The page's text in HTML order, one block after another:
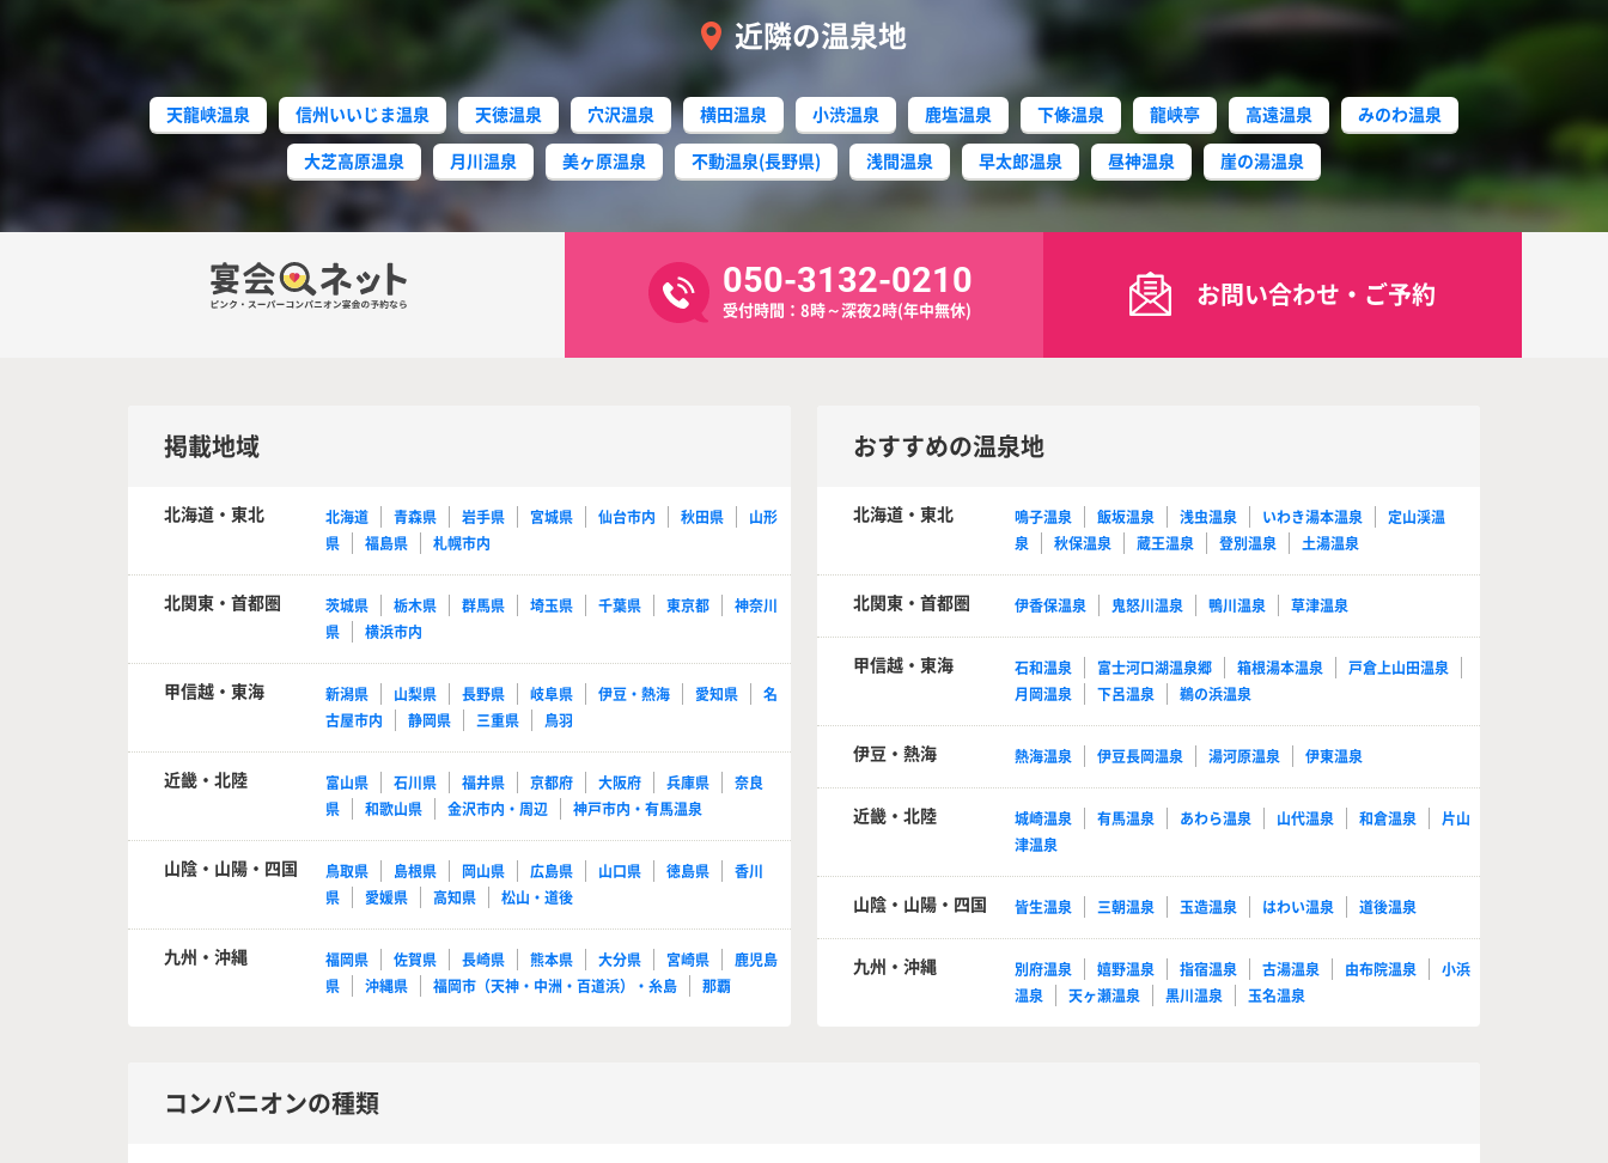
近隣の温泉地
天龍峡温泉 信州いいじま温泉 天徳温泉 穴沢温泉 横田温泉 小渋温泉 鹿塩温泉 下條温泉 龍峡亭 高遠温泉
みのわ温泉
大芝高原温泉
月川温泉 美ヶ原温泉 不動温泉(長野県) 浅間温泉 早太郎温泉 昼神温泉 崖の湯温泉
050-3132-0210
受付時間：8時～深夜2時(年中無休) お問い合わせ・ご予約
掲載地域
北海道・東北 北海道 青森県 岩手県 宮城県 仙台市内 秋田県
山形
県
福島県 札幌市内
北関東・首都圏 茨城県 栃木県 群馬県 埼玉県 千葉県 東京都
神奈川
県
横浜市内
甲信越・東海 新潟県 山梨県 長野県 岐阜県 伊豆・熱海 愛知県
名
古屋市内
静岡県 三重県 鳥羽
近畿・北陸 富山県 石川県 福井県 京都府 大阪府 兵庫県
奈良
県
和歌山県 金沢市内・周辺 神戸市内・有馬温泉
山陰・山陽・四国 鳥取県 島根県 岡山県 広島県 山口県 徳島県
香川
県
愛媛県 高知県 松山・道後
九州・沖縄 福岡県 佐賀県 長崎県 熊本県 大分県 宮崎県
鹿児島
県
沖縄県 福岡市（天神・中洲・百道浜）・糸島 那覇
おすすめの温泉地
北海道・東北 鳴子温泉 飯坂温泉 浅虫温泉 いわき湯本温泉
定山渓温
泉
秋保温泉 蔵王温泉 登別温泉 土湯温泉
北関東・首都圏 伊香保温泉 鬼怒川温泉 鴨川温泉 草津温泉
甲信越・東海 石和温泉 富士河口湖温泉郷 箱根湯本温泉
戸倉上山田温泉
月岡温泉
下呂温泉 鵜の浜温泉
伊豆・熱海 熱海温泉 伊豆長岡温泉 湯河原温泉 伊東温泉
近畿・北陸 城崎温泉 有馬温泉 あわら温泉 山代温泉 和倉温泉
片山
津温泉
山陰・山陽・四国 皆生温泉 三朝温泉 玉造温泉 はわい温泉 道後温泉
九州・沖縄 別府温泉 嬉野温泉 指宿温泉 古湯温泉 由布院温泉
小浜
温泉
天ヶ瀬温泉 黒川温泉 玉名温泉
コンパニオンの種類